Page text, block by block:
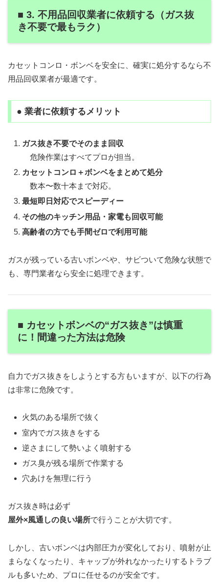
■ 3. 不用品回収業者に依頼する（ガス抜
き不要で最もラク）
カセットコンロ・ボンベを安全に、確実に処分するなら不
用品回収業者が最適です。
● 業者に依頼するメリット
ガス抜き不要でそのまま回収
危険作業はすべてプロが担当。
カセットコンロ＋ボンベをまとめて処分
数本〜数十本まで対応。
最短即日対応でスピーディー
その他のキッチン用品・家電も回収可能
高齢者の方でも手間ゼロで利用可能
ガスが残っている古いボンベや、サビついて危険な状態で
も、専門業者なら安全に処理できます。
■ カセットボンベの“ガス抜き”は慎重
に！間違った方法は危険
自力でガス抜きをしようとする方もいますが、以下の行為
は非常に危険です。
火気のある場所で抜く
室内でガス抜きをする
逆さまにして勢いよく噴射する
ガス臭が残る場所で作業する
穴あけを無理に行う
ガス抜き時は必ず
屋外×風通しの良い場所で行うことが大切です。
しかし、古いボンベは内部圧力が変化しており、噴射が止
まらなくなったり、キャップが外れなかったりするトラブ
ルも多いため、プロに任せるのが安全です。